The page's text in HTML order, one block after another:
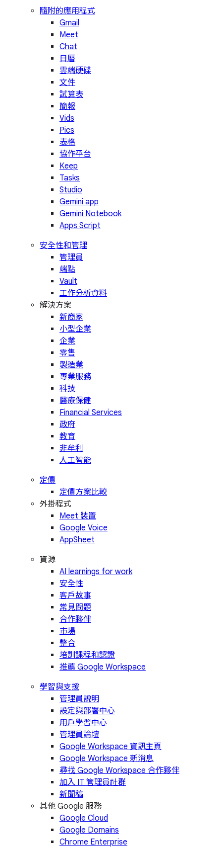
隨附的應用程式
Gmail
Meet
Chat
日曆
雲端硬碟
文件
試算表
簡報
Vids
Pics
表格
協作平台
Keep
Tasks
Studio
Gemini app
Gemini Notebook
Apps Script
安全性和管理
管理員
端點
Vault
工作分析資料
解決方案
新商家
小型企業
企業
零售
製造業
專業服務
科技
醫療保健
Financial Services
政府
教育
非牟利
人工智能
定價
定價方案比較
外掛程式
Meet 裝置
Google Voice
AppSheet
資源
AI learnings for work
安全性
客戶故事
常見問題
合作夥伴
市場
整合
培訓課程和認證
推薦 Google Workspace
學習與支援
管理員說明
設定與部署中心
用戶學習中心
管理員論壇
Google Workspace 資訊主頁
Google Workspace 新消息
尋找 Google Workspace 合作夥伴
加入 IT 管理員社群
新聞稿
其他 Google 服務
Google Cloud
Google Domains
Chrome Enterprise